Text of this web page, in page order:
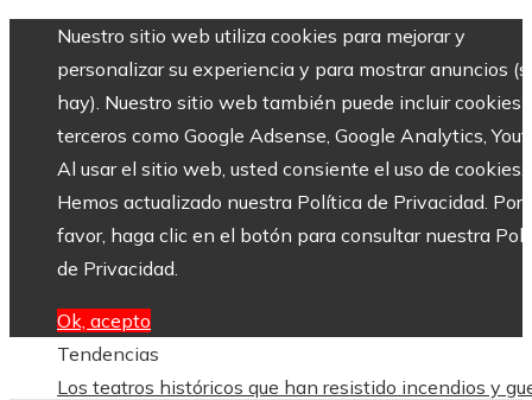
Nuestro sitio web utiliza cookies para mejorar y
personalizar su experiencia y para mostrar anuncios
hay). Nuestro sitio web también puede incluir cookies
terceros como Google Adsense, Google Analytics,
Al usar el sitio web, usted consiente el uso de cookies.
Hemos actualizado nuestra Política de Privacidad. Por
favor, haga clic en el botón para consultar nuestra
de Privacidad.
Ok, acepto
Tendencias
Los teatros históricos que han resistido incendios y